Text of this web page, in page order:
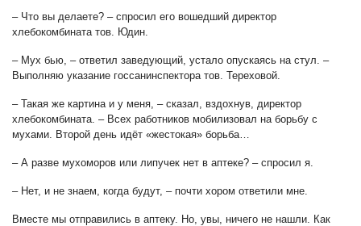
–Что вы делаете? – спросил его вошедший директор
хлебокомбината тов. Юдин.
–Мух бью, –ответил заведующий, устало опускаясь на стул. –
Выполняю указание госсанинспектора тов. Тереховой.
–Такая же картина и у меня, –сказал, вздохнув, директор
хлебокомбината. – Всех работников мобилизовал на борьбу с
мухами. Второй день идёт «жестокая» борьба…
–А разве мухоморов или липучек нет в аптеке? – спросил я.
–Нет, и не знаем, когда будут, –почти хором ответили мне.
Вместе мы отправились в аптеку. Но, увы, ничего не нашли. Как